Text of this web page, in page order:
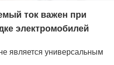
ток важен при
электромобилей
является универсальным